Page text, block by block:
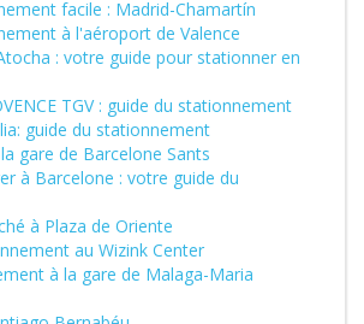
facile : Madrid-Chamartín
à l'aéroport de Valence
: votre guide pour stationner en
TGV : guide du stationnement
guide du stationnement
gare de Barcelone Sants
à Barcelone : votre guide du
à Plaza de Oriente
au Wizink Center
à la gare de Malaga-Maria